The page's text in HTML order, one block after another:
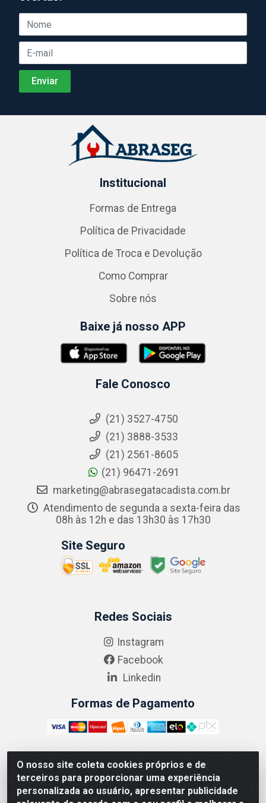
O nosso site coleta cookies próprios e de
terceiros para proporcionar uma experiência
personalizada ao usuário, apresentar publicidade
Institucional
Formas de Entrega
Política de Privacidade
Política de Troca e Devolução
Como Comprar
Sobre nós
Baixe já nosso APP
Fale Conosco
(21) 3527-4750
(21) 3888-3533
(21) 2561-8605
(21) 96471-2691
marketing@abrasegatacadista.com.br
Atendimento de segunda a sexta-feira das
08h às 12h e das 13h30 às 17h30
Site Seguro
Redes Sociais
Instagram
Facebook
Linkedin
Formas de Pagamento
ABRASEG COMÉRCIO ATACADISTA LTDA - CNPJ:
10.894.768/0001-00 - Avenida Lobo Júnior, 1045 -
Penha Circular - Rio de Janeiro - RJ - CEP 21020-124